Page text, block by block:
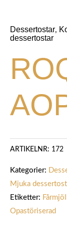
Dessertostar,
dessertostar
ARTIKELNR: 172
Kategorier:
Mjuka
Etiketter:
Opastöriserad